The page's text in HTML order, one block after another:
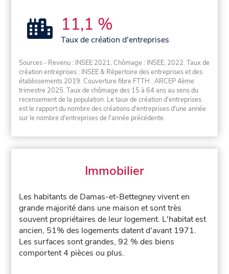
11,1 %
Taux de création d'entreprises
Sources - Revenu : INSEE 2021, Chômage : INSEE, 2022. Taux de
création entreprises : INSEE & Répertoire des entreprises et des
établissements 2019. Couverture fibre FTTH : ARCEP 4ème
trimestre 2025. Taux de chômage des 15 à 64 ans au sens du
recensement de la population. Le taux de création d'entreprises
est le rapport du nombre des créations d'entreprises d'une année
sur le nombre d'entreprises de l'année précédente.
Immobilier
Les habitants de Damas-et-Bettegney vivent en
grande majorité dans une maison et sont très
souvent propriétaires de leur logement. L'habitat est
ancien, 51% des logements datent d'avant 1971.
Les surfaces sont grandes, 92 % des biens
comportent 4 pièces ou plus.